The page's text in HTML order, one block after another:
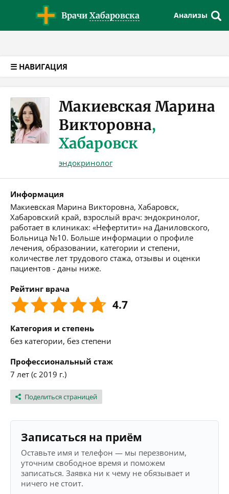
Врачи Хабаровска Анализы
☰ НАВИГАЦИЯ
Макиевская Марина
Викторовна,
Хабаровск
эндокринолог
Информация
Макиевская Марина Викторовна, Хабаровск,
Хабаровский край, взрослый врач: эндокринолог,
работает в клиниках: «Нефертити» на Даниловского,
Больница №10. Больше информации о профиле
лечения, образовании, категории и степени,
количестве лет трудового стажа, отзывы и оценки
пациентов - даны ниже.
Рейтинг врача
4.7
Категория и степень
без категории, без степени
Профессиональный стаж
7 лет (с 2019 г.)
Поделиться страницей
Записаться на приём
Оставьте имя и телефон — мы перезвоним,
уточним свободное время и поможем
записаться. Заявка ни к чему не обязывает и
ничего не стоит.